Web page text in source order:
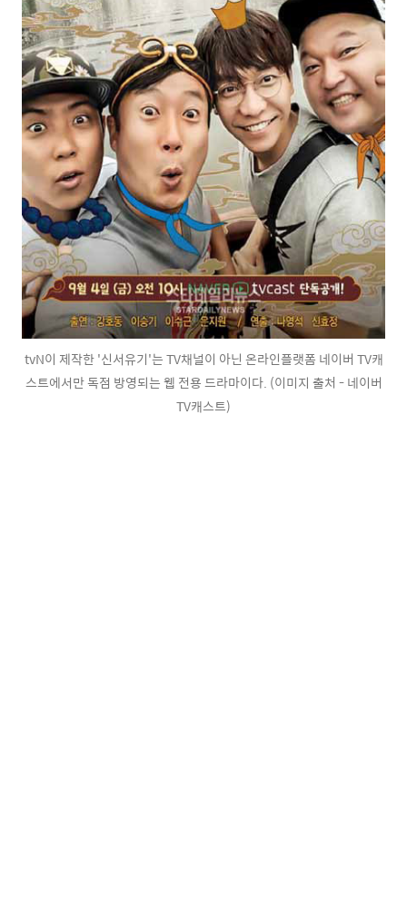
tvN이 제작한 '신서유기'는 TV채널이 아닌 온라인플랫폼 네이버 TV캐
스트에서만 독점 방영되는 웹 전용 드라마이다. (이미지 출처 - 네이버
TV캐스트)